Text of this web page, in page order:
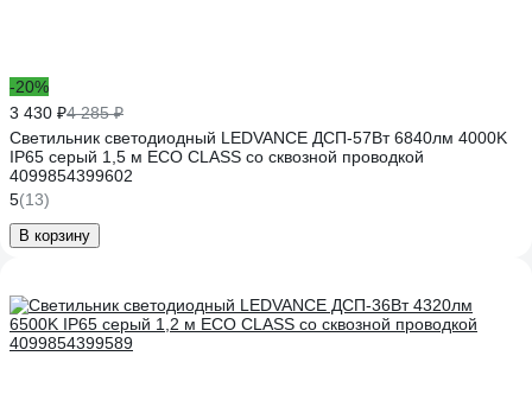
-20%
3 430 ₽4 285 ₽
Светильник светодиодный LEDVANCE ДСП-57Вт 6840лм 4000K
IP65 серый 1,5 м ECO CLASS со сквозной проводкой
4099854399602
5(13)
В корзину